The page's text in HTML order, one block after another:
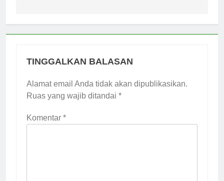
TINGGALKAN BALASAN
Alamat email Anda tidak akan dipublikasikan.
Ruas yang wajib ditandai *
Komentar *